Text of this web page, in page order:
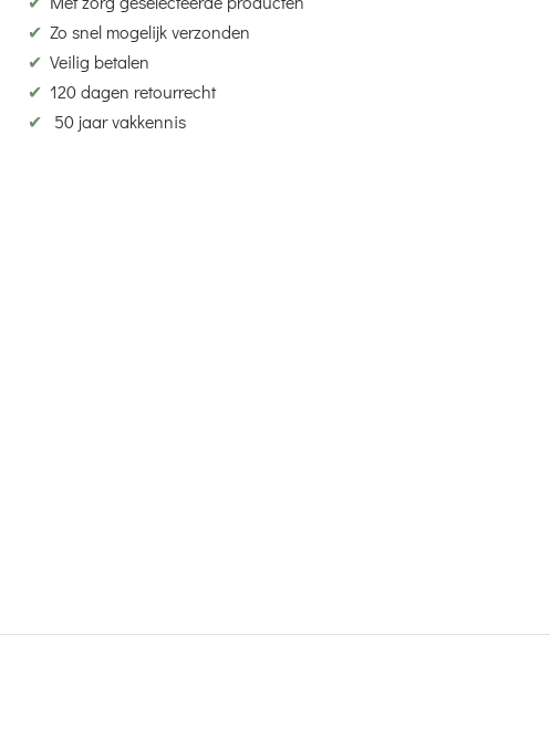
✔ Zo snel mogelijk verzonden
✔ Veilig betalen
✔ 120 dagen retourrecht
✔
50 jaar vakkennis